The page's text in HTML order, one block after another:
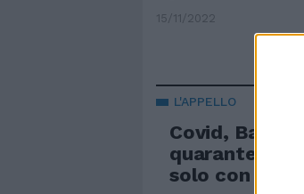
15/11/2022
L'APPELLO
Covid,
quarantena
solo con i